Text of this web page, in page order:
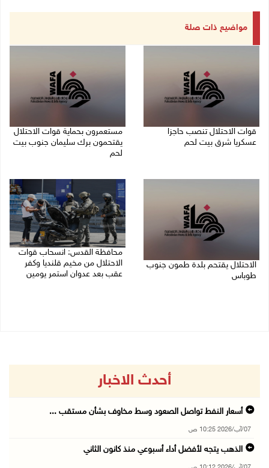
مواضيع ذات صلة
قوات الاحتلال تنصب حاجزا
عسكريا شرق بيت لحم
مستعمرون بحماية قوات الاحتلال
يقتحمون برك سليمان جنوب بيت
لحم
الاحتلال يقتحم بلدة طمون جنوب
طوباس
محافظة القدس: انسحاب قوات
الاحتلال من مخيم قلنديا وكفر
عقب بعد عدوان استمر يومين
أحدث الاخبار
أسعار النفط تواصل الصعود وسط مخاوف بشأن مستقب ...
07/آب/2026 10:25 ص
الذهب يتجه لأفضل أداء أسبوعي منذ كانون الثاني